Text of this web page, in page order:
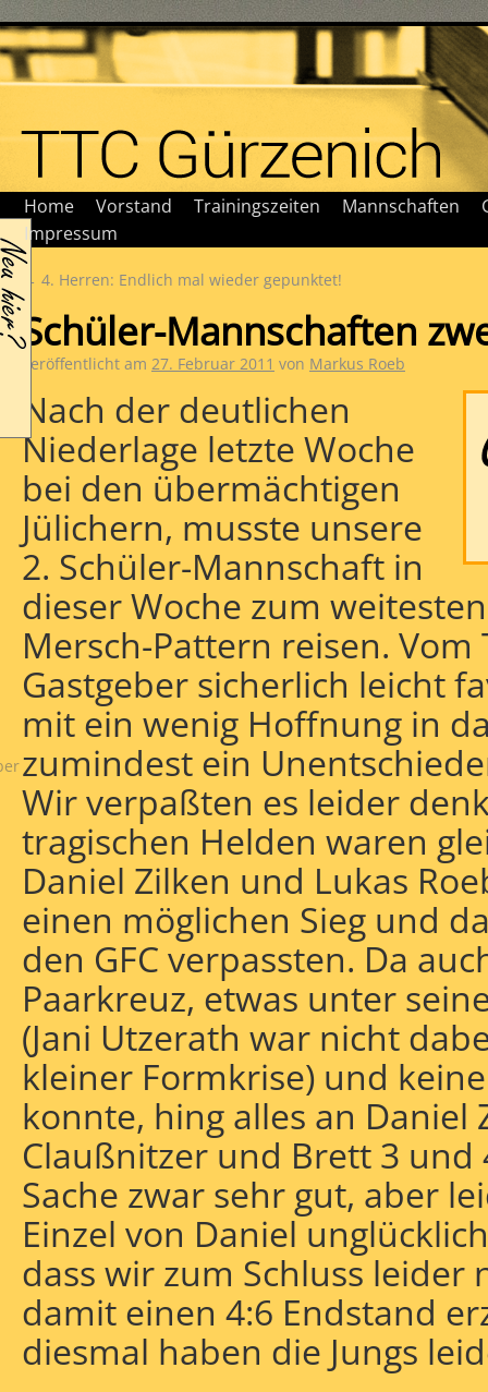
Home Vorstand Trainingszeiten Mannschaften
Impressum
← 4. Herren: Endlich mal wieder gepunktet!
Schüler-Mannschaften
Veröffentlicht am 27. Februar 2011 von Markus Roeb
Nach der deutlichen
Niederlage letzte Woche
bei den übermächtigen
Jülichern, musste unsere
2. Schüler-Mannschaft in
dieser Woche zum
Mersch-Pattern reisen.
Gastgeber sicherlich leicht
mit ein wenig Hoffnung in
zumindest ein
Wir verpaßten es leider
tragischen Helden waren
Daniel Zilken und Lukas
einen möglichen Sieg und
den GFC verpassten. Da
Paarkreuz, etwas unter
(Jani Utzerath war nicht
kleiner Formkrise) und
konnte, hing alles an Daniel
Claußnitzer und Brett 3
Sache zwar sehr gut, aber
Einzel von Daniel
dass wir zum Schluss leider
damit einen 4:6 Endstand
diesmal haben die Jungs